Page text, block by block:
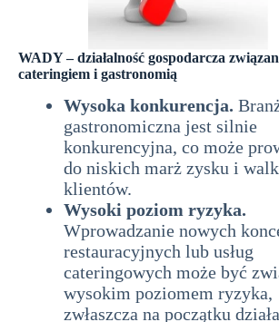
WADY –działalność gospodarcza
cateringiem i gastronomią
Wysoka konkurencja.
gastronomiczna jest silnie
konkurencyjna, co może
do niskich marż zysku i
klientów.
Wysoki poziom ryzyka.
Wprowadzanie nowych
restauracyjnych lub usług
cateringowych może być
wysokim poziomem ryzyka,
zwłaszcza na początku